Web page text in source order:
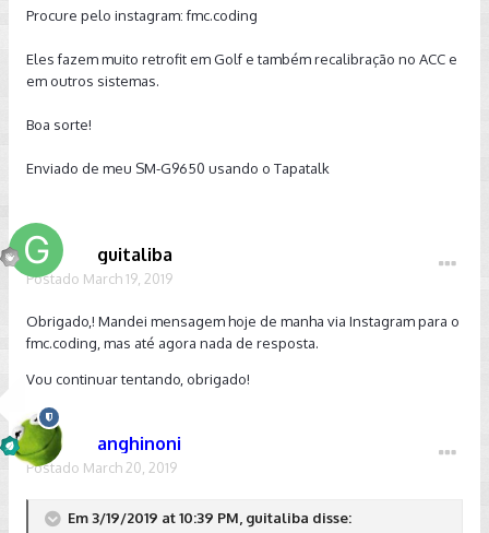
Procure pelo instagram: fmc.coding
Eles fazem muito retrofit em Golf e também recalibração no ACC e
em outros sistemas.
Boa sorte!
Enviado de meu SM-G9650 usando o Tapatalk
guitaliba
Postado March 19, 2019
Obrigado,! Mandei mensagem hoje de manha via Instagram para o
fmc.coding, mas até agora nada de resposta.
Vou continuar tentando, obrigado!
anghinoni
Postado March 20, 2019
Em 3/19/2019 at 10:39 PM, guitaliba disse: